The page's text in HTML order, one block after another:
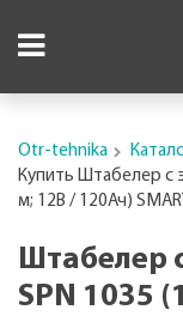
Otr-tehnika
Купить Штабелер с
м; 12В / 120Ач)
Штабелер
SPN 1035